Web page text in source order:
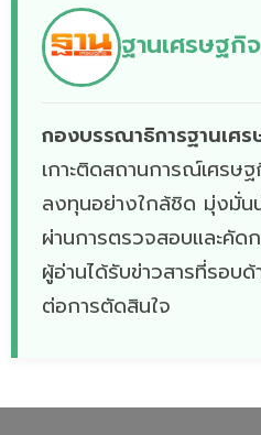
ฐานเศรษฐกิจ
กองบรรณาธิการฐานเศร
เกาะติดสถานการณ์เศรษ
ลงทุนอย่างใกล้ชิด มุ่งมั่น
ผ่านการตรวจสอบและคั
ผู้อ่านได้รับข่าวสารที่รอบ
ต่อการตัดสินใจ